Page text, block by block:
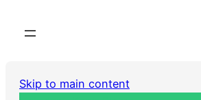
Skip to main content